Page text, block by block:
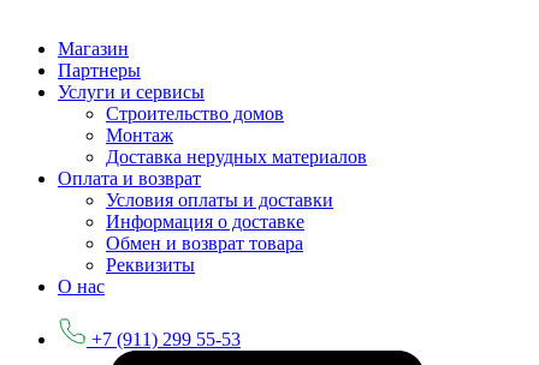
Магазин
Партнеры
Услуги и сервисы
Строительство домов
Монтаж
Доставка нерудных материалов
Оплата и возврат
Условия оплаты и доставки
Информация о доставке
Обмен и возврат товара
Реквизиты
О нас
+7 (911) 299 55-53